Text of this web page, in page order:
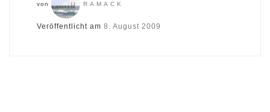
von RAMACK
Veröffentlicht am 8. August 2009